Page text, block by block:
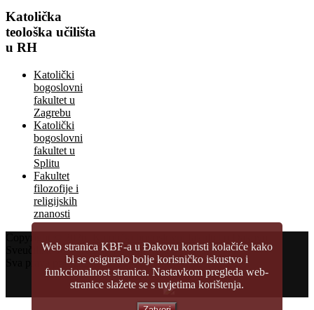
Katolička
teološka učilišta
u RH
Katolički
bogoslovni
fakultet u
Zagrebu
Katolički
bogoslovni
fakultet u
Splitu
Fakultet
filozofije i
religijskih
znanosti
Sveučilište Josipa Jurja Strossmayera u Osijeku
Sva prava pridržana
Web stranica KBF-a u Đakovu koristi kolačiće kako
bi se osiguralo bolje korisničko iskustvo i
funkcionalnost stranica. Nastavkom pregleda web-
stranice slažete se s uvjetima korištenja.